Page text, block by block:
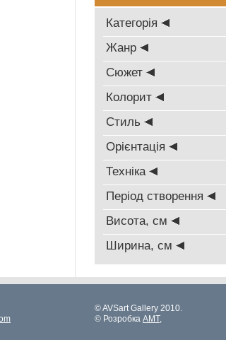
Категорія
Жанр
Сюжет
Колорит
Стиль
Oрієнтація
Техніка
Період створення
Висота, см
Ширина, см
© AVSart Gallery 2010.
© Розробка AMT,